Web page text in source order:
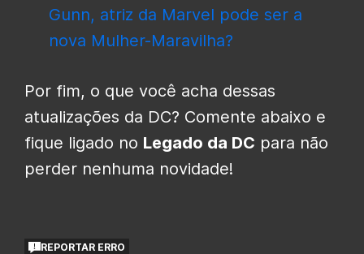
Gunn, atriz da Marvel pode ser a
nova Mulher-Maravilha?
Por fim, o que você acha dessas
atualizações da DC? Comente abaixo e
fique ligado no Legado da DC para não
perder nenhuma novidade!
REPORTAR ERRO